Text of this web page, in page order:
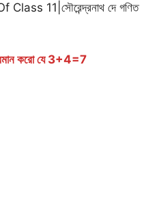
11|সৌরেন্দ্রনাথ দে গণিত
করো যে 3+4=7